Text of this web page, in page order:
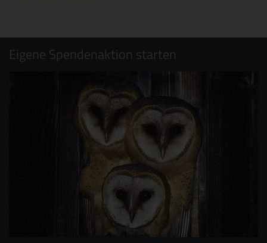
Eigene Spendenaktion starten